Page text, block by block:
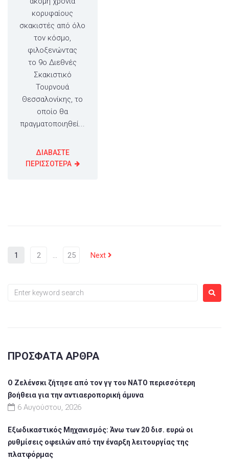
κορυφαίους
σκακιστές από όλο
τον κόσμο,
φιλοξενώντας
το 9ο Διεθνές
Σκακιστικό
Τουρνουά
Θεσσαλονίκης, το
οποίο θα
πραγματοποιηθεί...
ΔΙΑΒΑΣΤΕ
ΠΕΡΙΣΣΟΤΕΡΑ
1 2 … 25 Next
ΠΡΌΣΦΑΤΑ ΆΡΘΡΑ
Ο Ζελένσκι ζήτησε από τον γγ του ΝΑΤΟ περισσότερη
βοήθεια για την αντιαεροπορική άμυνα
6 Αυγούστου, 2026
Εξωδικαστικός Μηχανισμός: Άνω των 20 δισ. ευρώ οι
ρυθμίσεις οφειλών από την έναρξη λειτουργίας της
πλατφόρμας